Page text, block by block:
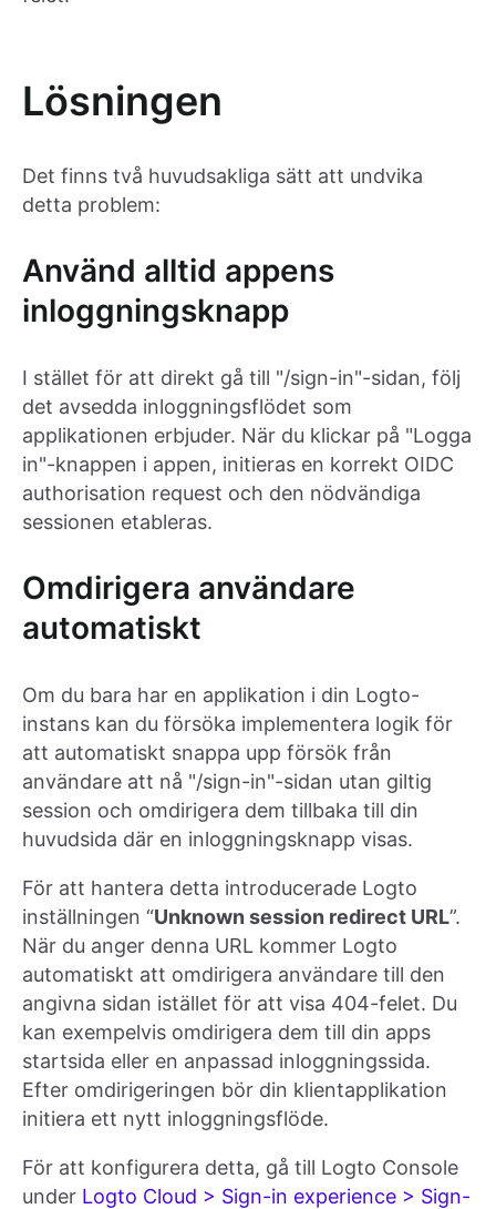
Lösningen
Det finns två huvudsakliga sätt att undvika
detta problem:
Använd alltid appens
inloggningsknapp
I stället för att direkt gå till "/sign-in"-sidan, följ
det avsedda inloggningsflödet som
applikationen erbjuder. När du klickar på "Logga
in"-knappen i appen, initieras en korrekt OIDC
authorisation request och den nödvändiga
sessionen etableras.
Omdirigera användare
automatiskt
Om du bara har en applikation i din Logto-
instans kan du försöka implementera logik för
att automatiskt snappa upp försök från
användare att nå "/sign-in"-sidan utan giltig
session och omdirigera dem tillbaka till din
huvudsida där en inloggningsknapp visas.
För att hantera detta introducerade Logto
inställningen “Unknown session redirect URL”.
När du anger denna URL kommer Logto
automatiskt att omdirigera användare till den
angivna sidan istället för att visa 404-felet. Du
kan exempelvis omdirigera dem till din apps
startsida eller en anpassad inloggningssida.
Efter omdirigeringen bör din klientapplikation
initiera ett nytt inloggningsflöde.
För att konfigurera detta, gå till Logto Console
under Logto Cloud > Sign-in experience > Sign-